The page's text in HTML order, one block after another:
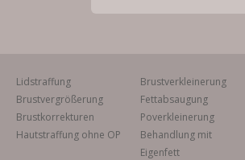
Lidstraffung
Brustverkleinerung
Brustvergrößerung
Fettabsaugung
Brustkorrekturen
Poverkleinerung
Hautstraffung ohne OP
Behandlung mit
Eigenfett